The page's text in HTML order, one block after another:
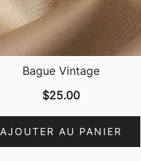
Bague Vintage
$25.00
AJOUTER AU PANIER